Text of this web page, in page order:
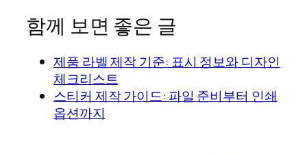
함께 보면 좋은 글
제품 라벨 제작 기준: 표시 정보와 디자인
체크리스트
스티커 제작 가이드: 파일 준비부터 인쇄
옵션까지